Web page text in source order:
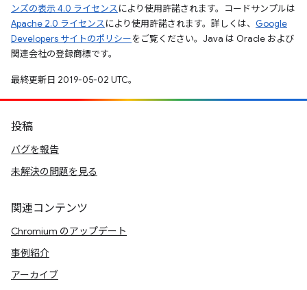
ンズの表示 4.0 ライセンスにより使用許諾されます。コードサンプルは
Apache 2.0 ライセンスにより使用許諾されます。詳しくは、 Google
Developers サイトのポリシーをご覧ください。Java は Oracle および
関連会社の登録商標です。
最終更新日 2019-05-02 UTC。
投稿
バグを報告
未解決の問題を見る
関連コンテンツ
Chromium のアップデート
事例紹介
アーカイブ